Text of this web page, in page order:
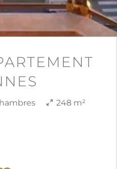
248 m²